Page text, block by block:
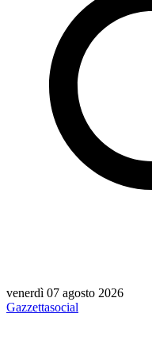
venerdì 07 agosto 2026
Gazzettasocial